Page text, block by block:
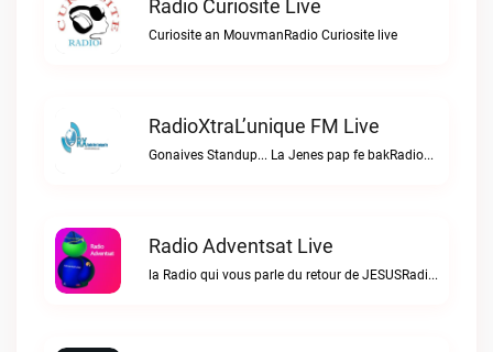
Radio Curiosite Live
Curiosite an MouvmanRadio Curiosite live
RadioXtraL’unique FM Live
Gonaives Standup... La Jenes pap fe bakRadioXtraL’unique FM live
Radio Adventsat Live
la Radio qui vous parle du retour de JESUSRadio Adventsat live